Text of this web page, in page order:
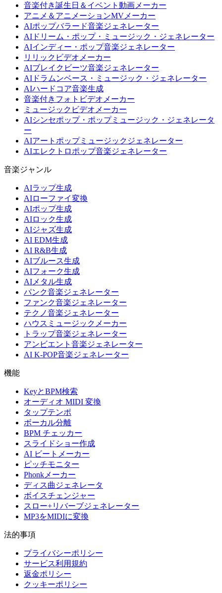
音楽付き誕生日＆イベント動画メーカー
アニメ＆アニメーションMVメーカー
AIポップバラード音楽ジェネレーター
AIドリーム・ポップ・ミュージック・ジェネレーター
AIインディー・ポップ音楽ジェネレーター
リリックビデオメーカー
AIブレイクビーツ音楽ジェネレーター
AIドラムンベース・ミュージック・ジェネレーター
AIハードコア音楽生成
音楽付きフォトビデオメーカー
ミュージックビデオメーカー
AIシンセポップ・ポップミュージック・ジェネレータ
ー
AIアートポップミュージックジェネレーター
AIエレクトロポップ音楽ジェネレーター
音楽ジャンル
AIラップ生成
AIローファイ変換
AIポップ生成
AIロック生成
AIジャズ生成
AI EDM生成
AI R&B生成
AIブルース生成
AIフォーク生成
AIメタル生成
パンク音楽ジェネレーター
ファンク音楽ジェネレーター
テクノ音楽ジェネレーター
ハウスミュージックメーカー
トラップ音楽ジェネレーター
アンビエント音楽ジェネレーター
AI K-POP音楽ジェネレーター
機能
KeyとBPM検索
オーディオ MIDI 変換
タップテンポ
ボーカル分離
BPM チェッカー
スライドショー作成
AI ビートメーカー
ピッチモニター
Phonkメーカー
ディス曲ジェネレータ
ボイスチェンジャー
スロー+リバーブジェネレーター
MP3をMIDIに変換
法的事項
プライバシーポリシー
サービス利用規約
返金ポリシー
クッキーポリシー